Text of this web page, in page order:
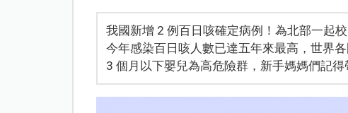
我國新增 2 例百日咳確定病例！為北部一起
今年感染百日咳人數已達五年來最高，世界
3 個月以下嬰兒為高危險群，新手媽媽們記得